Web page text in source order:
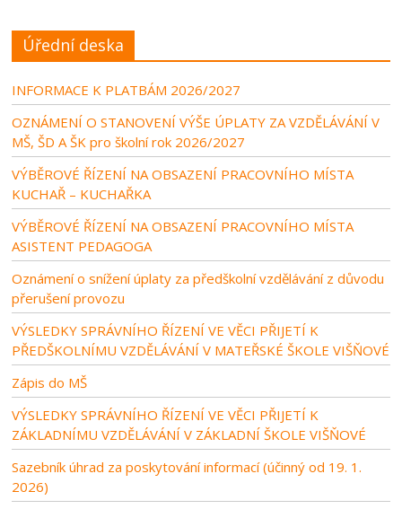
Úřední deska
INFORMACE K PLATBÁM 2026/2027
OZNÁMENÍ O STANOVENÍ VÝŠE ÚPLATY ZA VZDĚLÁVÁNÍ V
MŠ, ŠD A ŠK pro školní rok 2026/2027
VÝBĚROVÉ ŘÍZENÍ NA OBSAZENÍ PRACOVNÍHO MÍSTA
KUCHAŘ – KUCHAŘKA
VÝBĚROVÉ ŘÍZENÍ NA OBSAZENÍ PRACOVNÍHO MÍSTA
ASISTENT PEDAGOGA
Oznámení o snížení úplaty za předškolní vzdělávání z důvodu
přerušení provozu
VÝSLEDKY SPRÁVNÍHO ŘÍZENÍ VE VĚCI PŘIJETÍ K
PŘEDŠKOLNÍMU VZDĚLÁVÁNÍ V MATEŘSKÉ ŠKOLE VIŠŇOVÉ
Zápis do MŠ
VÝSLEDKY SPRÁVNÍHO ŘÍZENÍ VE VĚCI PŘIJETÍ K
ZÁKLADNÍMU VZDĚLÁVÁNÍ V ZÁKLADNÍ ŠKOLE VIŠŇOVÉ
Sazebník úhrad za poskytování informací (účinný od 19. 1.
2026)